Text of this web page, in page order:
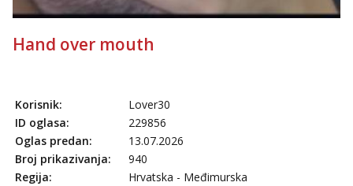
Hand over mouth
Korisnik:
Lover30
ID oglasa:
229856
Oglas predan:
13.07.2026
Broj prikazivanja:
940
Regija:
Hrvatska - Međimurska